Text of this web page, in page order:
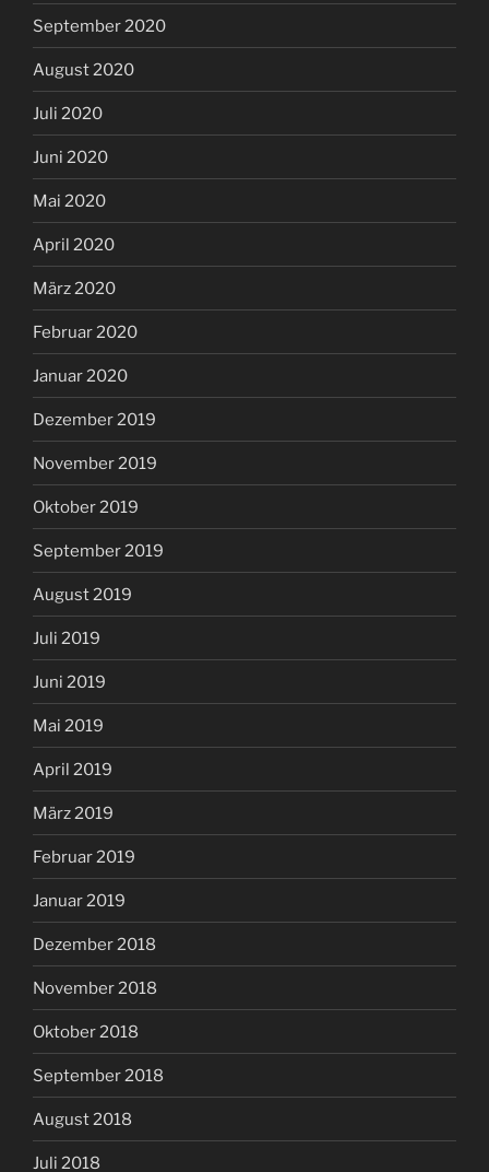
September 2020
August 2020
Juli 2020
Juni 2020
Mai 2020
April 2020
März 2020
Februar 2020
Januar 2020
Dezember 2019
November 2019
Oktober 2019
September 2019
August 2019
Juli 2019
Juni 2019
Mai 2019
April 2019
März 2019
Februar 2019
Januar 2019
Dezember 2018
November 2018
Oktober 2018
September 2018
August 2018
Juli 2018